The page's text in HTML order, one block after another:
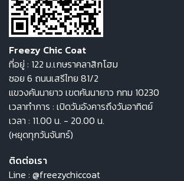
Freezy Chic Coat
ที่อยู่ : 122 ม.เกษราคลาสิกโฮม
ซอย 6 ถนนเสรีไทย 81/2
แขวงคันนายาว เขตคันนายาว กทม 10230
เวลาทำการ : เปิดวันอังคารถึงวันอาทิตย์
เวลา : 11.00 น. - 20.00 น.
(หยุดทุกวันจันทร์)
ติดต่อเรา
Line : @freezychiccoat